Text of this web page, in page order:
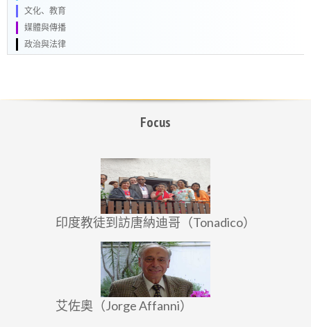
文化、教育
媒體與傳播
政治與法律
Focus
印度教徒到訪唐納迪哥（Tonadico）
艾佐奧（Jorge Affanni）